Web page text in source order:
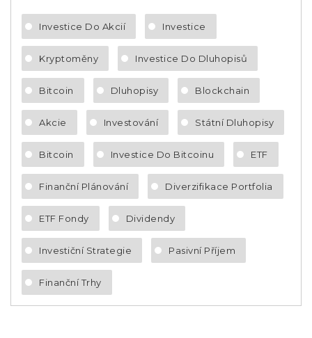
Investice Do Akcií Investice
Kryptoměny Investice Do Dluhopisů
Bitcoin Dluhopisy Blockchain
Akcie Investování Státní Dluhopisy
Bitcoin Investice Do Bitcoinu ETF
Finanční Plánování Diverzifikace Portfolia
ETF Fondy Dividendy
Investiční Strategie Pasivní Příjem
Finanční Trhy